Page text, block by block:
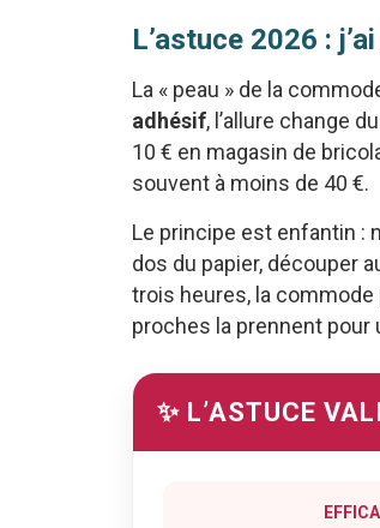
L’astuce 2026 :
La « peau » de la
adhésif, l’allure change
10 € en magasin de
souvent à moins de 40 €.
Le principe est enfantin :
dos du papier, découper
trois heures, la commode
proches la prennent pour
✨ L’ASTUCE